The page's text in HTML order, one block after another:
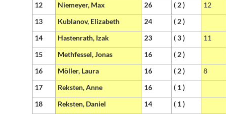
12
Niemeyer, Max 26 ( 2 ) 12
13
Kublanov, Elizabeth 24 ( 2 )
14
Hastenrath, Izak 23 ( 3 ) 11
15
Methfessel, Jonas 16 ( 2 )
16
Möller, Laura 16 ( 2 ) 8
17
Reksten, Anne 16 ( 1 )
18
Reksten, Daniel 14 ( 1 )